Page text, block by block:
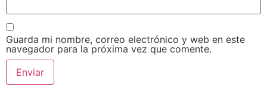
Guarda mi nombre, correo electrónico y web en este
navegador para la próxima vez que comente.